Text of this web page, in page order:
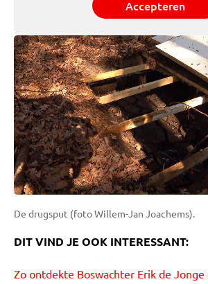
Accepteren
De drugsput (foto Willem-Jan Joachems).
DIT VIND JE OOK INTERESSANT:
Zo ontdekte Boswachter Erik de